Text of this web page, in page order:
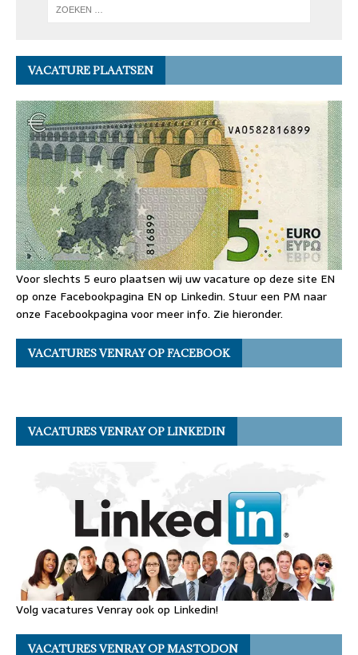
VACATURE PLAATSEN
Voor slechts 5 euro plaatsen wij uw vacature op deze site EN
op onze Facebookpagina EN op Linkedin. Stuur een PM naar
onze Facebookpagina voor meer info. Zie hieronder.
VACATURES VENRAY OP FACEBOOK
VACATURES VENRAY OP LINKEDIN
Volg vacatures Venray ook op Linkedin!
VACATURES VENRAY OP MASTODON